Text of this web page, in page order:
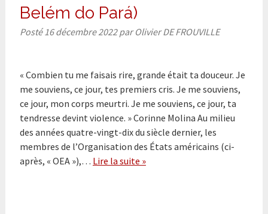
Belém do Pará)
Posté 16 décembre 2022 par Olivier DE FROUVILLE
« Combien tu me faisais rire, grande était ta douceur. Je
me souviens, ce jour, tes premiers cris. Je me souviens,
ce jour, mon corps meurtri. Je me souviens, ce jour, ta
tendresse devint violence. » Corinne Molina Au milieu
des années quatre-vingt-dix du siècle dernier, les
membres de l’Organisation des États américains (ci-
après, « OEA »),… Lire la suite »